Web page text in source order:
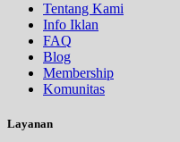
Tentang Kami
Info Iklan
FAQ
Blog
Membership
Komunitas
Layanan